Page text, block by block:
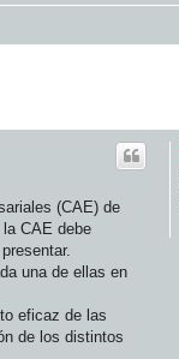
(CAE) de
CAE debe
una de ellas en
eficaz de las
de los distintos